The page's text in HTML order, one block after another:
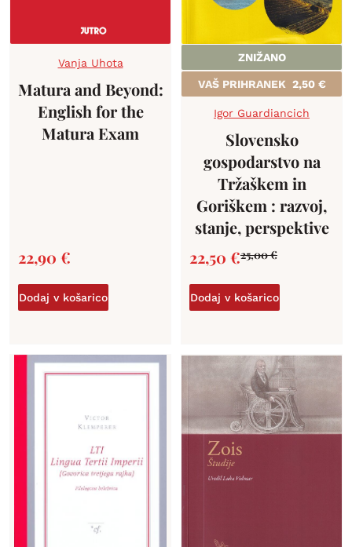
Vanja Uhota
Matura and Beyond:
English for the
Matura Exam
22,90 €
Dodaj v košarico
ZNIŽANO
VAŠ PRIHRANEK 2,50 €
Igor Guardiancich
Slovensko
gospodarstvo na
Tržaškem in
Goriškem : razvoj,
stanje, perspektive
25,00€
22,50 €
Dodaj v košarico